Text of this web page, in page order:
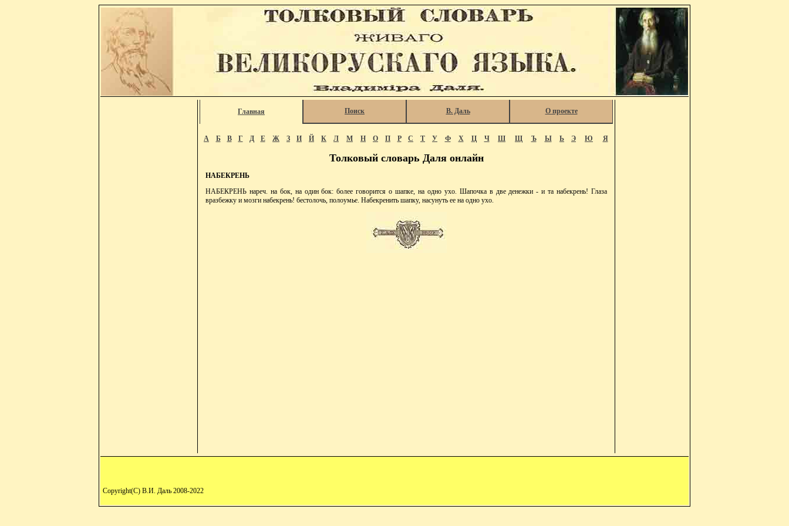
Главная Поиск В. Даль О проекте
А Б В Г Д Е Ж З И Й К Л М Н О П Р С Т У Ф Х Ц Ч Ш Щ Ъ Ы Ь Э Ю Я
Толковый словарь Даля онлайн
НАБЕКРЕНЬ
НАБЕКРЕНЬ нареч. на бок, на один бок: более говорится о шапке, на одно ухо. Шапочка в две денежки - и та набекрень! Глаза
вразбежку и мозги набекрень! бестолочь, полоумье. Набекренить шапку, насунуть ее на одно ухо.
Copyright(C) В.И. Даль 2008-2022